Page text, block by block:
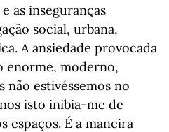
as inseguranças
social, urbana,
A ansiedade provocada
moderno,
não estivéssemos no
isto inibia-me de
espaços. É a maneira